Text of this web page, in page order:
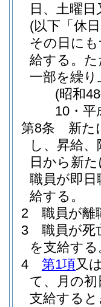
日、土曜日
(以下「休
その日に
給する。
一部を繰
(昭和
10・平
第8条
新た
し、昇給
日から新
職員が即
給する。
2
職員が離
3
職員が死
を支給する
4
第1項又
て、月の
支給する